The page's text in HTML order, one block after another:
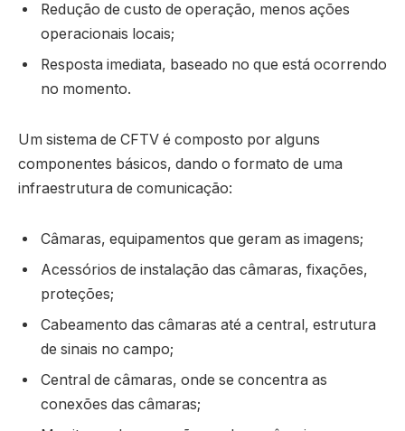
Redução de custo de operação, menos ações
operacionais locais;
Resposta imediata, baseado no que está ocorrendo
no momento.
Um sistema de CFTV é composto por alguns
componentes básicos, dando o formato de uma
infraestrutura de comunicação:
Câmaras, equipamentos que geram as imagens;
Acessórios de instalação das câmaras, fixações,
proteções;
Cabeamento das câmaras até a central, estrutura
de sinais no campo;
Central de câmaras, onde se concentra as
conexões das câmaras;